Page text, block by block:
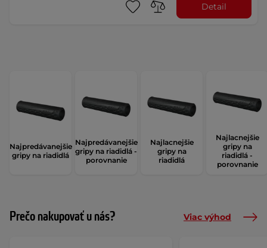
Detail
Najpredávanejšie
gripy na riadidlá
Najpredávanejšie
gripy na riadidlá -
porovnanie
Najlacnejšie
gripy na
riadidlá
Najlacnejšie
gripy na
riadidlá -
porovnanie
Prečo nakupovať u nás? Viac výhod